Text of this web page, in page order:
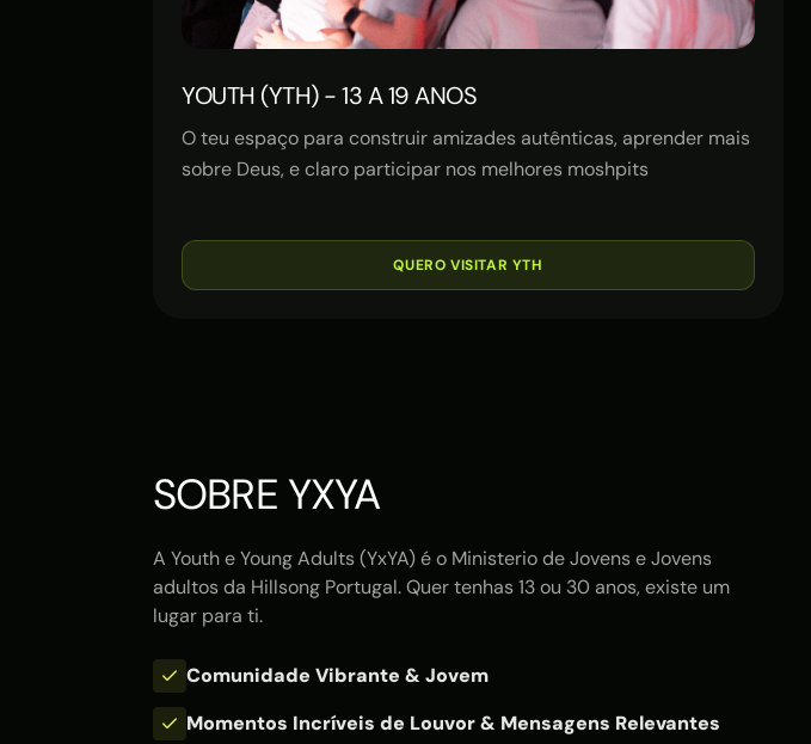
YOUTH (YTH) - 13 A 19 ANOS
O teu espaço para construir amizades autênticas, aprender mais
sobre Deus, e claro participar nos melhores moshpits
QUERO VISITAR YTH
SOBRE YXYA
A Youth e Young Adults (YxYA) é o Ministerio de Jovens e Jovens
adultos da Hillsong Portugal. Quer tenhas 13 ou 30 anos, existe um
lugar para ti.
Comunidade Vibrante & Jovem
Momentos Incríveis de Louvor & Mensagens Relevantes